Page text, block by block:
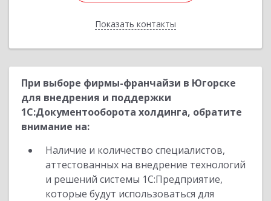
Показать контакты
Назад
При выборе фирмы-франчайзи в Югорске
для внедрения и поддержки
1С:Документооборота холдинга, обратите
внимание на:
Наличие и количество специалистов,
аттестованных на внедрение технологий
и решений системы 1С:Предприятие,
которые будут использоваться для